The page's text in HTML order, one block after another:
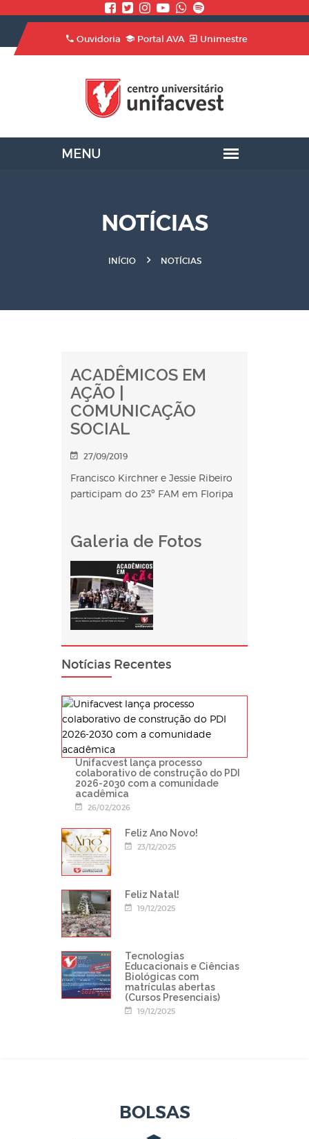
Ouvidoria Portal AVA Unimestre
NOTÍCIAS
INÍCIO NOTÍCIAS
ACADÊMICOS EM
AÇÃO |
COMUNICAÇÃO
SOCIAL
27/09/2019
Francisco Kirchner e Jessie Ribeiro
participam do 23º FAM em Floripa
Galeria de Fotos
Notícias Recentes
Unifacvest lança processo
colaborativo de construção do PDI
2026-2030 com a comunidade
acadêmica
26/02/2026
Feliz Ano Novo!
23/12/2025
Feliz Natal!
19/12/2025
Tecnologias
Educacionais e Ciências
Biológicas com
matrículas abertas
(Cursos Presenciais)
19/12/2025
BOLSAS